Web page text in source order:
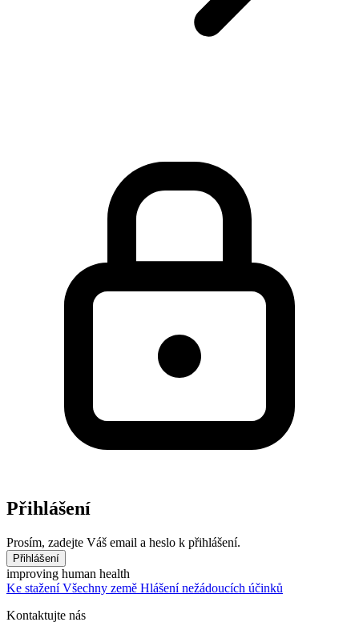
Přihlášení
Prosím, zadejte Váš email a heslo k přihlášení.
Přihlášení
improving human health
Ke staženíVšechny země Hlášení nežádoucích účinků
Kontaktujte nás